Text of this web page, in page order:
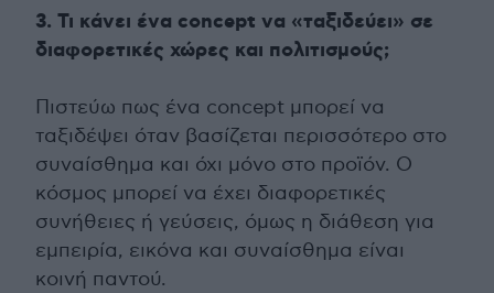
3. Τι κάνει ένα concept να «ταξιδεύει» σε
διαφορετικές χώρες και πολιτισμούς;
Πιστεύω πως ένα concept μπορεί να
ταξιδέψει όταν βασίζεται περισσότερο στο
συναίσθημα και όχι μόνο στο προϊόν. Ο
κόσμος μπορεί να έχει διαφορετικές
συνήθειες ή γεύσεις, όμως η διάθεση για
εμπειρία, εικόνα και συναίσθημα είναι
κοινή παντού.